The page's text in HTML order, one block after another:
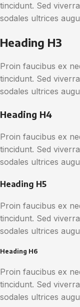
tincidunt. Sed
sodales ultrices
Heading H3
Proin faucibus ex
tincidunt. Sed
sodales ultrices
Heading H4
Proin faucibus ex
tincidunt. Sed
sodales ultrices
Heading H5
Proin faucibus ex
tincidunt. Sed
sodales ultrices
Heading H6
Proin faucibus ex
tincidunt. Sed
sodales ultrices